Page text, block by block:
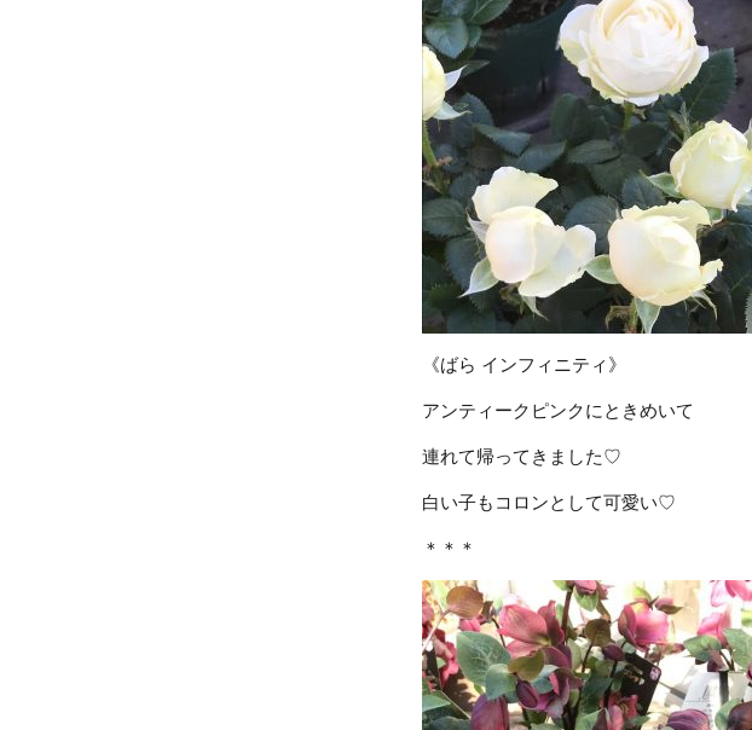
《ばら インフィニティ》
アンティークピンクにときめいて
連れて帰ってきました♡
白い子もコロンとして可愛い♡
＊＊＊